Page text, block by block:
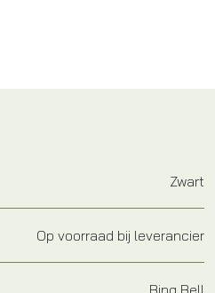
Zwart
Op voorraad bij leverancier